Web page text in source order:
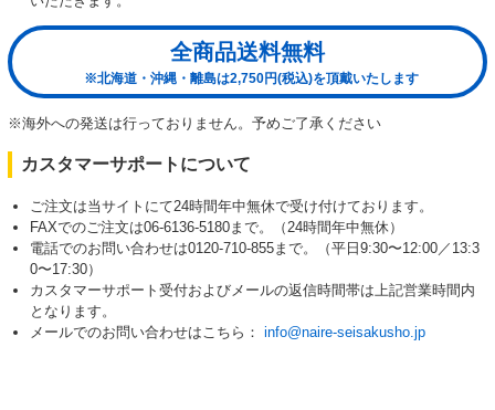
全商品送料無料
※北海道・沖縄・離島は2,750円(税込)を頂戴いたします
※海外への発送は行っておりません。予めご了承ください
カスタマーサポートについて
ご注文は当サイトにて24時間年中無休で受け付けております。
FAXでのご注文は06-6136-5180まで。（24時間年中無休）
電話でのお問い合わせは0120-710-855まで。（平日9:30〜12:00／13:3
0〜17:30）
カスタマーサポート受付およびメールの返信時間帯は上記営業時間内
となります。
メールでのお問い合わせはこちら： info@naire-seisakusho.jp